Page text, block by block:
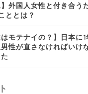
】外国人女性と付き合う
ととは？
はモテナイの？】日本に
性が直さなければいけ